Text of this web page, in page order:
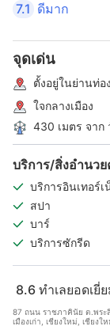
7.1 ดีมาก
จุดเด่น
ตั้งอยู่ในย่านท่อ
ใจกลางเมือง
430 เมตร จาก
บริการ/สิ่งอำนว
บริการอินเทอร์เ
สปา
บาร์
บริการซักรีด
8.6 ทำเลยอดเยี่
87 ถนน ราชภาคินัย ต.พระ
เมืองเก่า, เชียงใหม่, เชียงใ